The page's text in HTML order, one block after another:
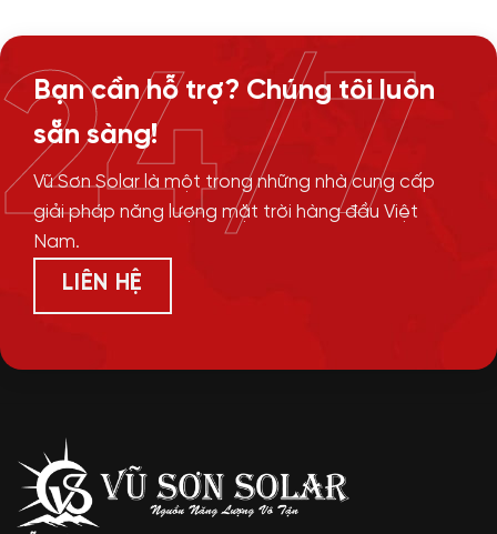
Bạn cần hỗ trợ? Chúng tôi luôn
sẵn sàng!
Vũ Sơn Solar là một trong những nhà cung cấp
giải pháp năng lượng mặt trời hàng đầu Việt
Nam.
LIÊN HỆ
24/7